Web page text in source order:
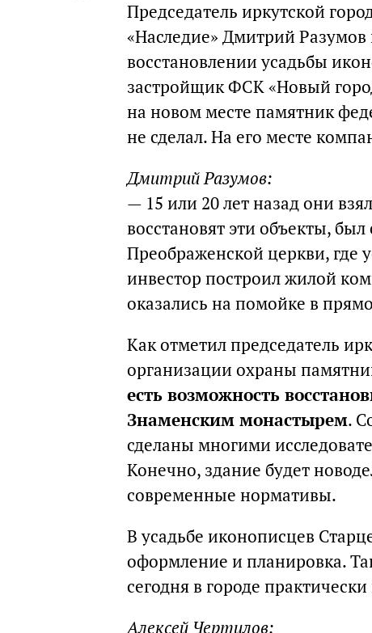
Председатель иркутской
«Наследие» Дмитрий Разумов
восстановлении усадьбы
застройщик ФСК «Новый
на новом месте памятник
не сделал. На его месте
Дмитрий Разумов:
— 15 или 20 лет назад они
восстановят эти объекты,
Преображенской церкви, где
инвестор построил жилой
оказались на помойке в
Как отметил председатель
организации охраны
есть возможность
Знаменским монастырем.
сделаны многими
Конечно, здание будет
современные нормативы.
В усадьбе иконописцев
оформление и планировка.
сегодня в городе практически
Алексей Чертилов: